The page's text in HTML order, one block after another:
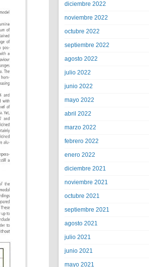
diciembre 2022
noviembre 2022
octubre 2022
septiembre 2022
agosto 2022
julio 2022
junio 2022
mayo 2022
abril 2022
marzo 2022
febrero 2022
enero 2022
diciembre 2021
noviembre 2021
octubre 2021
septiembre 2021
agosto 2021
julio 2021
junio 2021
mayo 2021